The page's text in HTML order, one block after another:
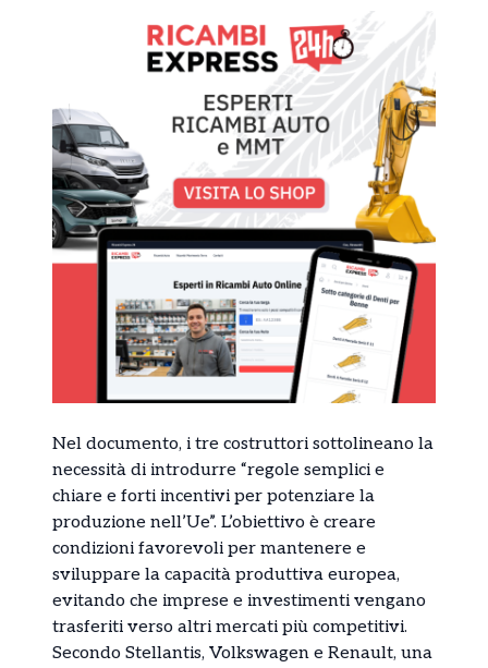
Nel documento, i tre costruttori sottolineano la
necessità di introdurre “regole semplici e
chiare e forti incentivi per potenziare la
produzione nell’Ue”. L’obiettivo è creare
condizioni favorevoli per mantenere e
sviluppare la capacità produttiva europea,
evitando che imprese e investimenti vengano
trasferiti verso altri mercati più competitivi.
Secondo Stellantis, Volkswagen e Renault, una